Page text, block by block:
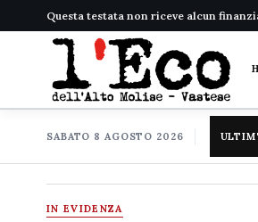
Questa testata non riceve alcun
SABATO 8 AGOSTO 2026
IN EVIDENZA